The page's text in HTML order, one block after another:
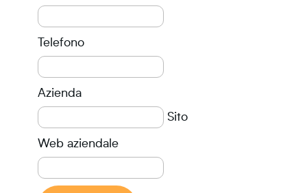
Telefono
Azienda
Sito
Web aziendale